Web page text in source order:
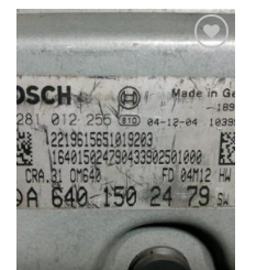
İstek
Listeme